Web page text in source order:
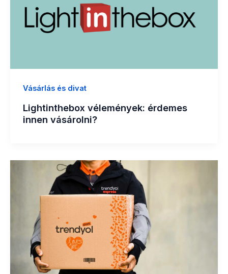
Vásárlás és divat
Lightinthebox vélemények: érdemes
innen vásárolni?